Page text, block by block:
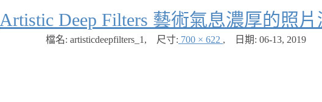
Artistic Deep Filters 藝術氣息濃厚的照
檔名: artisticdeepfilters_1 , 尺寸: 700 × 622 , 日期: 06-13, 2019